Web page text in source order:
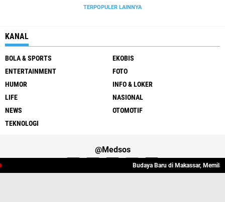
TERPOPULER LAINNYA
KANAL
BOLA & SPORTS
EKOBIS
ENTERTAINMENT
FOTO
HUMOR
INFO & LOKER
LIFE
NASIONAL
NEWS
OTOMOTIF
TEKNOLOGI
@Medsos
Budaya Baru di Makassar, Memilah